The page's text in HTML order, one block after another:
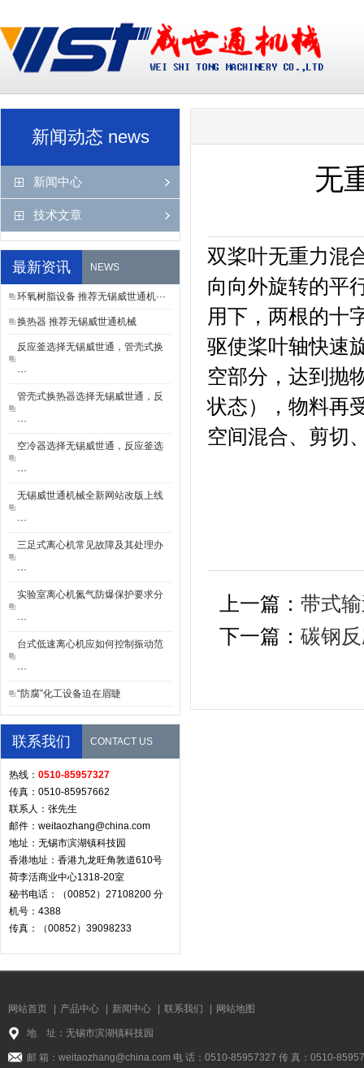
新闻动态 news
新闻中心
技术文章
最新资讯 NEWS
环氧树脂设备 推荐无锡威世通机···
换热器 推荐无锡威世通机械
反应釜选择无锡威世通，管壳式换
···
管壳式换热器选择无锡威世通，反
···
空冷器选择无锡威世通，反应釜选
···
无锡威世通机械全新网站改版上线
···
三足式离心机常见故障及其处理办
···
实验室离心机氮气防爆保护要求分
···
台式低速离心机应如何控制振动范
···
“防腐”化工设备迫在眉睫
联系我们 CONTACT US
热线： 0510-85957327
传真：0510-85957662
联系人：张先生
邮件：weitaozhang@china.com
地址：无锡市滨湖镇科技园
香港地址：香港九龙旺角敦道610号
荷李活商业中心1318-20室
秘书电话：（00852）27108200 分
机号：4388
传真：（00852）39098233
无
双桨叶无重力混
向向外旋转的平
用下，两根的十
驱使桨叶轴快速
空部分，达到抛
状态），物料再
空间混合、剪切
上一篇： 带式
下一篇： 碳钢
网站首页 产品中心 新闻中心 联系我们 网站地图
地 址：无锡市滨湖镇科技园
邮 箱：weitaozhang@china.com 电 话：0510-85957327 传 真：0510-